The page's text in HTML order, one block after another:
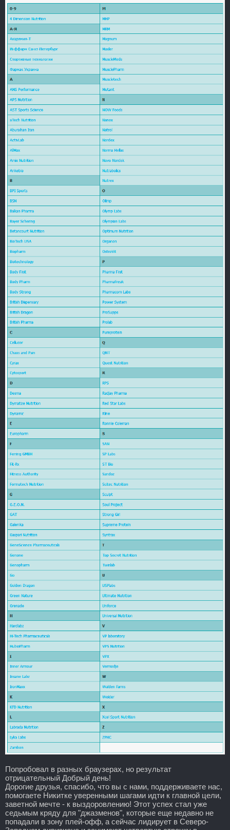
Попробовал в разных браузерах, но результат
отрицательный Добрый день!
Дорогие друзья, спасибо, что вы с нами, поддерживаете нас,
помогаете Никитке уверенными шагами идти к главной цели,
заветной мечте - к выздоровлению! Этот успех стал уже
седьмым кряду для "джазменов", которые еще недавно не
попадали в зону плей-офф, а сейчас лидирует в Северо-